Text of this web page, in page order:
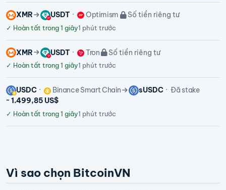
XMR USDT Optimism Số tiền riêng tư
✓ Hoàn tất trong 1 giây1 phút trước
XMR USDT Tron Số tiền riêng tư
✓ Hoàn tất trong 1 giây1 phút trước
USDC Binance Smart Chain sUSDC
Đã stake
~ 1.499,85 US$
✓ Hoàn tất trong 1 giây1 phút trước
Vì sao chọn BitcoinVN